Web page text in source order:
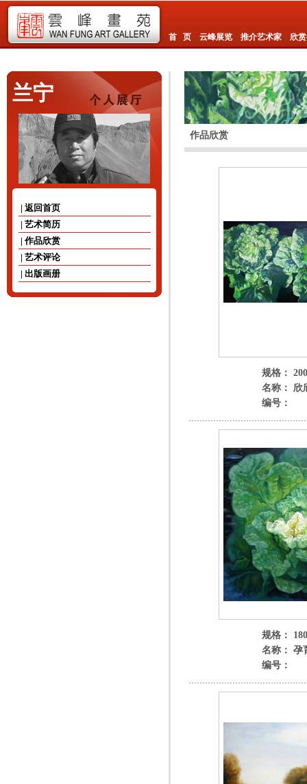
首 页 云峰展览 推介艺术家 欣
兰宁
| 返回首页
| 艺术简历
| 作品欣赏
| 艺术评论
| 出版画册
作品欣赏
规格：
名称： 欣
编号：
规格：
名称： 孕
编号：